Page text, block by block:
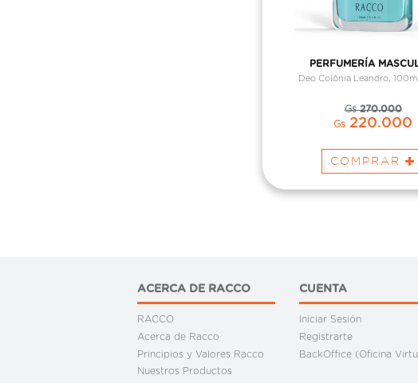
PERFUMERÍA
Deo Colônia Leandro,
Gs270.000
Gs 220.000
COMPRAR
ACERCA DE RACCO
RACCO
Acerca de Racco
Principios y Valores Racco
Nuestros Productos
CUENTA
Iniciar Sesión
Registrarte
BackOffice (Oficina